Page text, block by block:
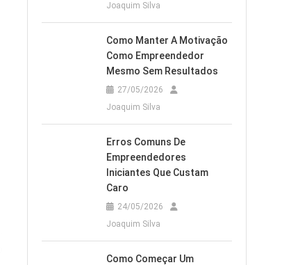
Joaquim Silva
Como Manter A Motivação
Como Empreendedor
Mesmo Sem Resultados
27/05/2026
Joaquim Silva
Erros Comuns De
Empreendedores
Iniciantes Que Custam
Caro
24/05/2026
Joaquim Silva
Como Começar Um